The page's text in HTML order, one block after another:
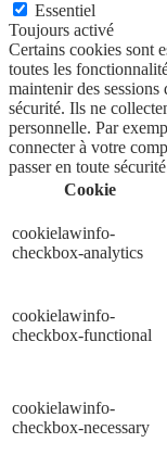
Essentiel
Toujours activé
Certains cookies sont
toutes les
maintenir des
sécurité. Ils ne
personnelle. Par
connecter à votre
passer en toute
Cookie
cookielawinfo-
checkbox-analytics
cookielawinfo-
checkbox-functional
cookielawinfo-
checkbox-necessary